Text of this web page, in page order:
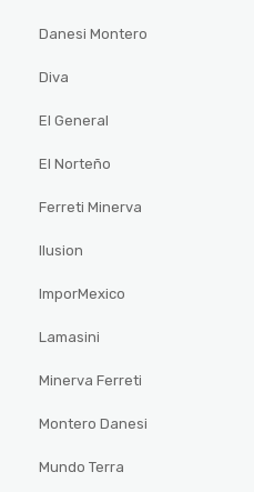
Danesi Montero
Diva
El General
El Norteño
Ferreti Minerva
Ilusion
ImporMexico
Lamasini
Minerva Ferreti
Montero Danesi
Mundo Terra